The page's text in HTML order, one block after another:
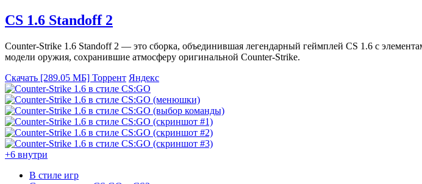
CS 1.6 Standoff 2
Counter-Strike 1.6 Standoff 2 — это сборка, объединившая легендарный геймплей CS 1.6 с
модели оружия, сохранившие атмосферу оригинальной Counter-Strike.
Скачать [289.05 МБ] Торрент Яндекс
+6 внутри
В стиле игр